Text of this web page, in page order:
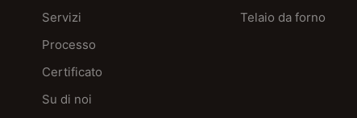
Servizi
Processo
Certificato
Su di noi
Telaio da forno